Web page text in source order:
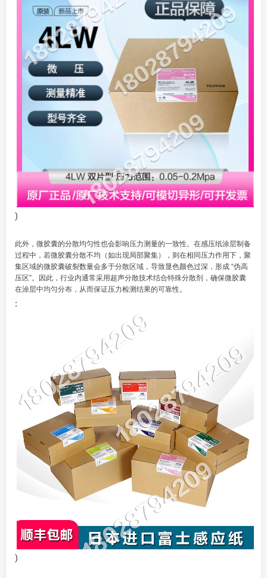
)
此外，微胶囊的分散均匀性也会影响压力测量的一致性。在感压纸涂层制备
过程中，若微胶囊分散不均（如出现局部聚集），则在相同压力作用下，聚
集区域的微胶囊破裂数量会多于分散区域，导致显色颜色过深，形成 “伪高
压区”。因此，行业内通常采用超声分散技术结合特殊分散剂，确保微胶囊
在涂层中均匀分布，从而保证压力检测结果的可靠性。
:
)